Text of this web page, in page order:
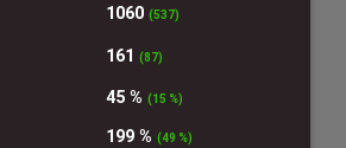
1060 (537)
161 (87)
45 % (15 %)
199 % (49 %)